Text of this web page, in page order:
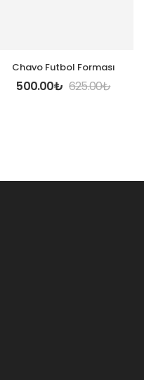
Chavo Futbol Forması
500.00₺ 625.00₺